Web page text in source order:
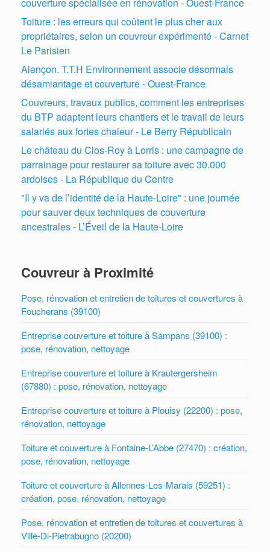
Toiture : les erreurs qui coûtent le plus cher aux
propriétaires, selon un couvreur expérimenté - Carnet
Le Parisien
Alençon. T.T.H Environnement associe désormais
désamiantage et couverture - Ouest-France
Couvreurs, travaux publics, comment les entreprises
du BTP adaptent leurs chantiers et le travail de leurs
salariés aux fortes chaleur - Le Berry Républicain
Le château du Clos-Roy à Lorris : une campagne de
parrainage pour restaurer sa toiture avec 30.000
ardoises - La République du Centre
"Il y va de l’identité de la Haute-Loire" : une journée
pour sauver deux techniques de couverture
ancestrales - L’Éveil de la Haute-Loire
Couvreur à Proximité
Pose, rénovation et entretien de toitures et couvertures à
Foucherans (39100)
Entreprise couverture et toiture à Sampans (39100) :
pose, rénovation, nettoyage
Entreprise couverture et toiture à Krautergersheim
(67880) : pose, rénovation, nettoyage
Entreprise couverture et toiture à Plouisy (22200) : pose,
rénovation, nettoyage
Toiture et couverture à Fontaine-L’Abbe (27470) : création,
pose, rénovation, nettoyage
Toiture et couverture à Allennes-Les-Marais (59251) :
création, pose, rénovation, nettoyage
Pose, rénovation et entretien de toitures et couvertures à
Ville-Di-Pietrabugno (20200)